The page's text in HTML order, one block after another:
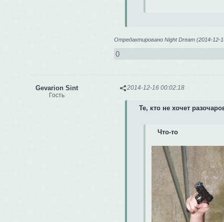
Отредактировано Night Dream (2014-12-
0
2014-12-16 00:02:18
Gevarion Sint
Гость
Те, кто не хочет
Что-то